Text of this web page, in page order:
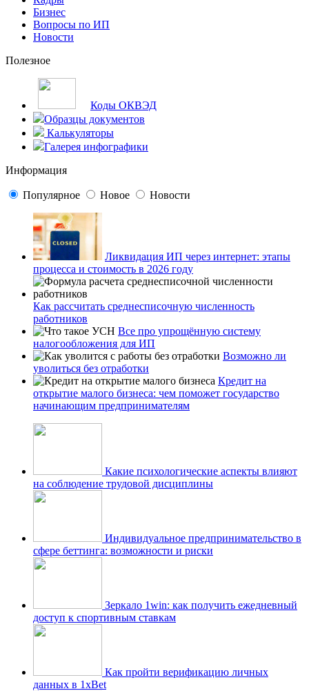
Бизнес
Вопросы по ИП
Новости
Полезное
Коды ОКВЭД
Образцы документов
Калькуляторы
Галерея инфографики
Информация
Популярное Новое Новости
Ликвидация ИП через интернет: этапы
процесса и стоимость в 2026 году
Как рассчитать среднесписочную численность
работников
Все про упрощённую систему
налогообложения для ИП
Возможно ли
уволиться без отработки
Кредит на
открытие малого бизнеса: чем поможет государство
начинающим предпринимателям
Какие психологические аспекты влияют
на соблюдение трудовой дисциплины
Индивидуальное предпринимательство в
сфере беттинга: возможности и риски
Зеркало 1win: как получить ежедневный
доступ к спортивным ставкам
Как пройти верификацию личных
данных в 1xBet